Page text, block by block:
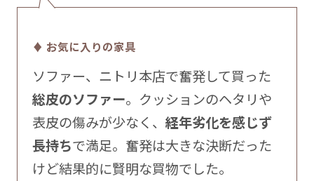
♦ お気に入りの家具
ソファー、ニトリ本店で奮発して買った
総皮のソファー。クッションのヘタリや
表皮の傷みが少なく、 経年劣化を感じず
長持ちで満足。奮発は大きな決断だった
けど結果的に賢明な買物でした。